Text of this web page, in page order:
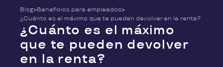
¿Cuánto es el máximo
que te pueden devolver
en la renta?
Blog>Beneficios para empleados>
¿Cuánto es el máximo que te pueden devolver en la renta?